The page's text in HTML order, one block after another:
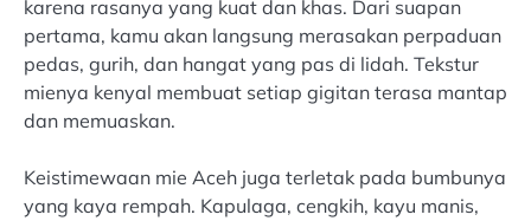
karena rasanya yang kuat dan khas. Dari suapan
pertama, kamu akan langsung merasakan perpaduan
pedas, gurih, dan hangat yang pas di lidah. Tekstur
mienya kenyal membuat setiap gigitan terasa mantap
dan memuaskan.
Keistimewaan mie Aceh juga terletak pada bumbunya
yang kaya rempah. Kapulaga, cengkih, kayu manis,